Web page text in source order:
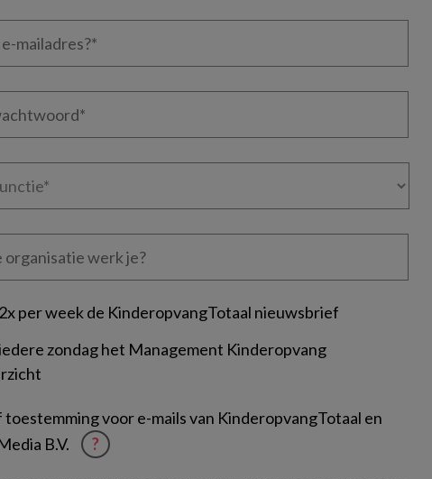
per week de KinderopvangTotaal nieuwsbrief
zondag het Management Kinderopvang
toestemming voor e-mails van KinderopvangTotaal en
B.V.
?